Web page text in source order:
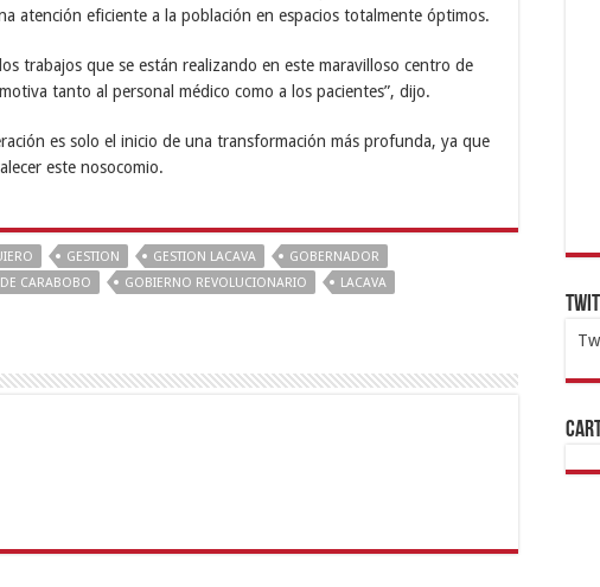
atención eficiente a la población en espacios totalmente óptimos.
trabajos que se están realizando en este maravilloso centro de
tanto al personal médico como a los pacientes”, dijo.
es solo el inicio de una transformación más profunda, ya que
este nosocomio.
GESTION GESTION LACAVA
GOBERNADOR
CARABOBO GOBIERNO REVOLUCIONARIO
LACAVA